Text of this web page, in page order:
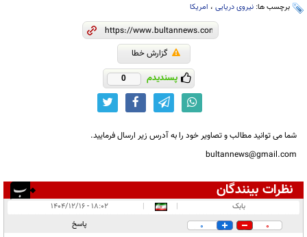
برچسب ها: نیروی دریایی ، امریکا
گزارش خطا
پسندیدم 0
شما می توانید مطالب و تصاویر خود را به آدرس زیر ارسال فرمایید.
bultannews@gmail.com
نظرات بینندگان
در انتظار بررسی:
بابک |
|
۱۸:۰۲ - ۱۴۰۴/۱۲/۱۶
0
0 پاسخ